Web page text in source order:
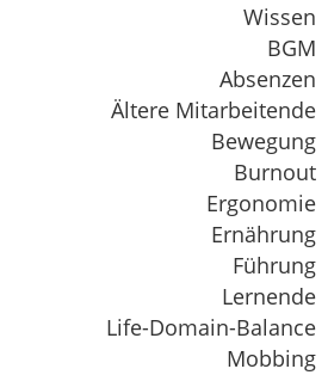
Wissen
BGM
Absenzen
Ältere Mitarbeitende
Bewegung
Burnout
Ergonomie
Ernährung
Führung
Lernende
Life-Domain-Balance
Mobbing